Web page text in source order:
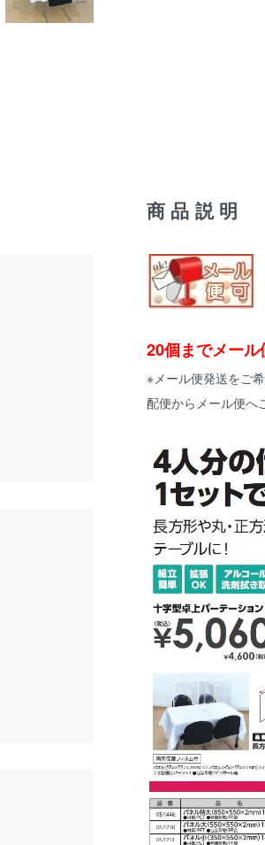
商品説明
20個までメール
※メール便発送をご
配便からメール便へ